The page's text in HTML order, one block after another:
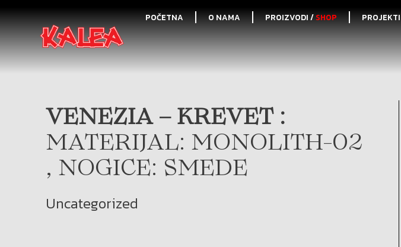
POČETNA O NAMA PROIZVODI /SHOP PROJEKTI
VENEZIA – KREVET :
MATERIJAL: MONOLITH-02
, NOGICE: SMEDE
Uncategorized